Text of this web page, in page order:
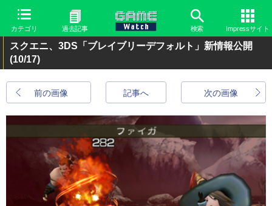
カテゴリ 過去記事 検索 Impressサイト
スクエニ、3DS「ブレイブリーデフォルト」新情報公開
(10/17)
前の画像 次の画像
記事へ